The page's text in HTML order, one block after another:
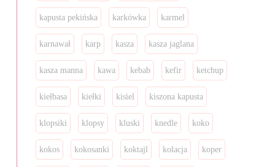
kapusta pekińska karkówka karmel
karnawał karp kasza kasza jaglana
kasza manna kawa kebab kefir ketchup
kiełbasa kiełki kisiel kiszona kapusta
klopsiki klopsy kluski knedle koko
kokos kokosanki koktajl kolacja koper